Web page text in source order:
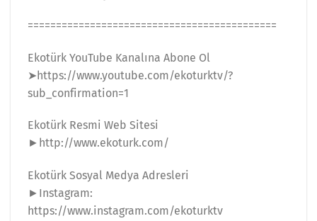
============================================
Ekotürk YouTube Kanalına Abone Ol
➤https://www.youtube.com/ekoturktv/?
sub_confirmation=1
Ekotürk Resmi Web Sitesi
►http://www.ekoturk.com/
Ekotürk Sosyal Medya Adresleri
►Instagram:
https://www.instagram.com/ekoturktv